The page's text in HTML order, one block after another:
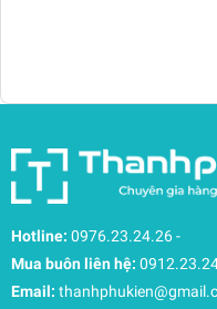
Hotline: 0976.23.24.26-
Mua buôn liên hệ:
Email: